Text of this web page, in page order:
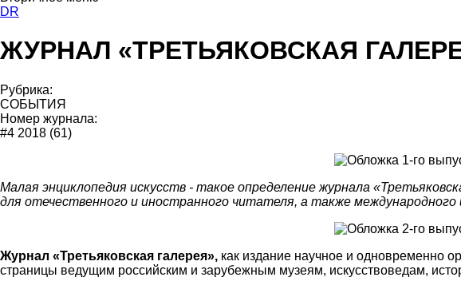
DR
ЖУРНАЛ «ТРЕТЬЯКОВСКАЯ
Рубрика:
СОБЫТИЯ
Номер журнала:
#4 2018 (61)
Малая энциклопедия искусств - такое определение журнала
для отечественного и иностранного читателя, а также международного
Журнал «Третьяковская галерея», как издание научное и одновременно
страницы ведущим российским и зарубежным музеям, искусствоведам,